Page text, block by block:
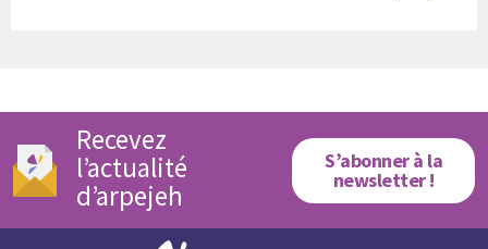
Recevez
l’actualité
d’arpejeh
S’abonner à la
newsletter !